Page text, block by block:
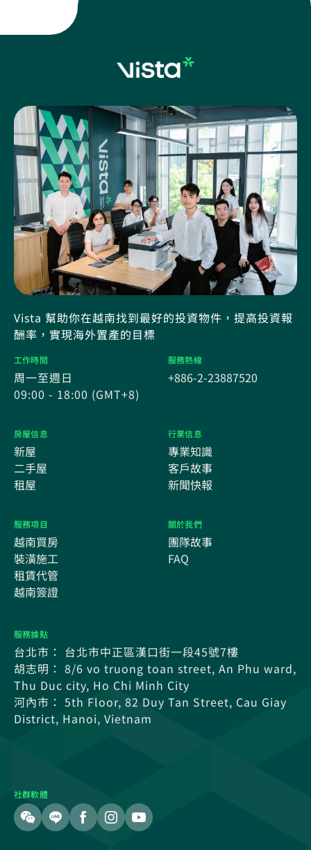
Vista 幫助你在越南找到最好的投資物件，提高投資報
酬率，實現海外置產的目標
工作時間
周一至週日
09:00 - 18:00 (GMT+8)
服務熱線
+886-2-23887520
房屋信息
新屋
二手屋
租屋
行業信息
專業知識
客戶故事
新聞快報
服務項目
越南買房
裝潢施工
租賃代管
越南簽證
關於我們
團隊故事
FAQ
服務據點
台北市： 台北市中正區漢口街一段45號7樓
胡志明： 8/6 vo truong toan street, An Phu ward,
Thu Duc city, Ho Chi Minh City
河內市： 5th Floor, 82 Duy Tan Street, Cau Giay
District, Hanoi, Vietnam
社群軟體